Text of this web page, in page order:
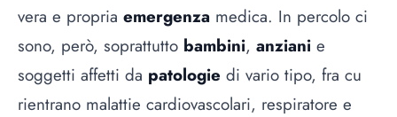
vera e propria emergenza medica. In percolo ci
sono, però, soprattutto bambini, anziani e
soggetti affetti da patologie di vario tipo, fra cu
rientrano malattie cardiovascolari, respiratore e